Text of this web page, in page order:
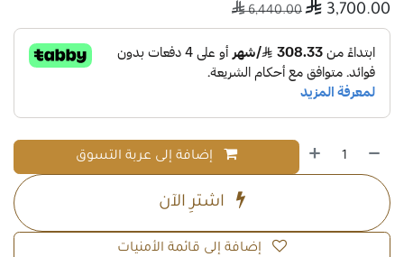
3,700.00
6,440.00

إضافة إلى عربة التسوق
اشترِ الآن
إضافة إلى قائمة الأمنيات